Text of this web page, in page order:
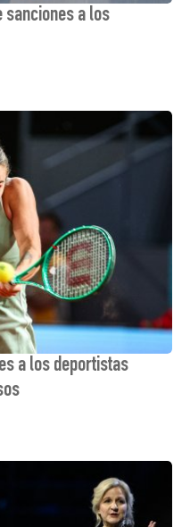
sanciones a los
a los deportistas